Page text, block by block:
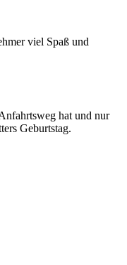
viel Spaß und
hat und nur
Geburtstag.